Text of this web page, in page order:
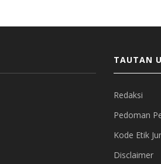
TAUTAN
Redaksi
Pedoman
Kode Etik
Disclaimer